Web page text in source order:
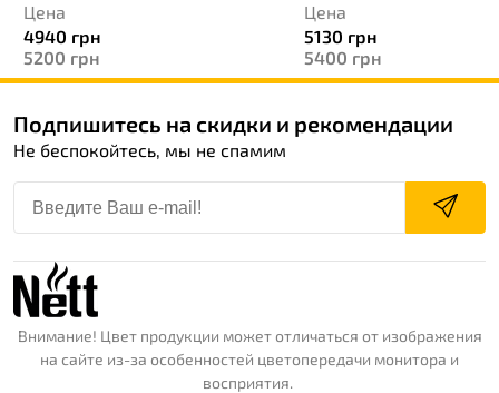
Цена
4940 грн
5200 грн
Цена
5130 грн
5400 грн
Подпишитесь на скидки и рекомендации
Не беспокойтесь, мы не спамим
Внимание! Цвет продукции может отличаться от изображения
на сайте из-за особенностей цветопередачи монитора и
восприятия.